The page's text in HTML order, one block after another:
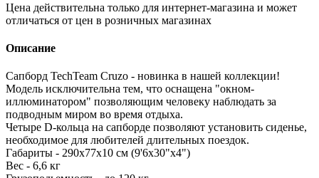
Цена действительна только для интернет-магазина и может
отличаться от цен в розничных магазинах
Описание
Сапборд TechTeam Cruzo - новинка в нашей коллекции!
Модель исключительна тем, что оснащена "окном-
иллюминатором" позволяющим человеку наблюдать за
подводным миром во время отдыха.
Четыре D-кольца на сапборде позволяют установить сиденье,
необходимое для любителей длительных поездок.
Габариты - 290x77x10 см (9'6х30"х4")
Вес - 6,6 кг